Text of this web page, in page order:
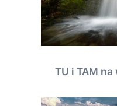
TU i TAM